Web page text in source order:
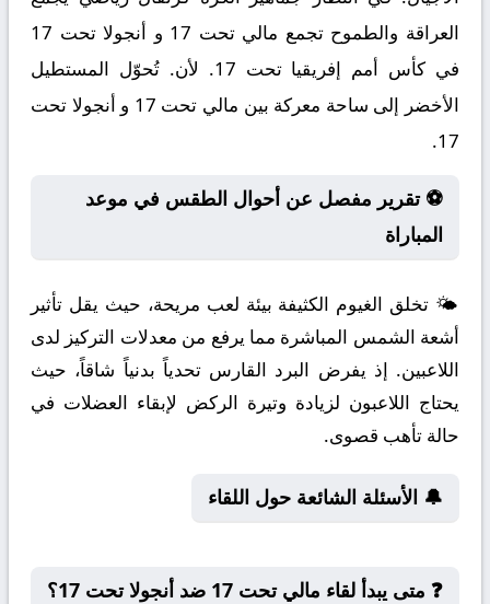
العراقة والطموح تجمع مالي تحت 17 و أنجولا تحت 17
في كأس أمم إفريقيا تحت 17. لأن. تُحوّل المستطيل
الأخضر إلى ساحة معركة بين مالي تحت 17 و أنجولا تحت
17.
⚽ تقرير مفصل عن أحوال الطقس في موعد
المباراة
🌤️ تخلق الغيوم الكثيفة بيئة لعب مريحة، حيث يقل تأثير
أشعة الشمس المباشرة مما يرفع من معدلات التركيز لدى
اللاعبين. إذ يفرض البرد القارس تحدياً بدنياً شاقاً، حيث
يحتاج اللاعبون لزيادة وتيرة الركض لإبقاء العضلات في
حالة تأهب قصوى.
🔔 الأسئلة الشائعة حول اللقاء
❓ متى يبدأ لقاء مالي تحت 17 ضد أنجولا تحت 17؟